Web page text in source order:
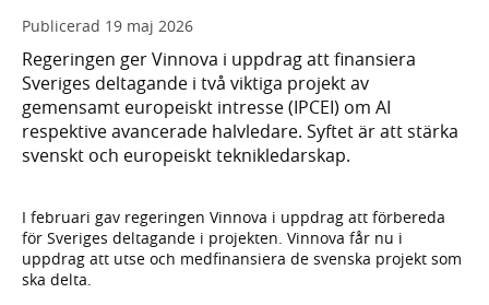
Publicerad 19 maj 2026
Regeringen ger Vinnova i uppdrag att finansiera
Sveriges deltagande i två viktiga projekt av
gemensamt europeiskt intresse (IPCEI) om AI
respektive avancerade halvledare. Syftet är att stärka
svenskt och europeiskt teknikledarskap.
I februari gav regeringen Vinnova i uppdrag att förbereda
för Sveriges deltagande i projekten. Vinnova får nu i
uppdrag att utse och medfinansiera de svenska projekt som
ska delta.